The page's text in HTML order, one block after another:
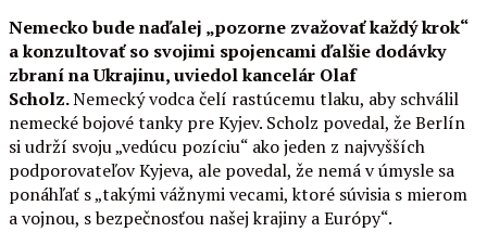
Nemecko bude naďalej „pozorne zvažovať každý krok“
a konzultovať so svojimi spojencami ďalšie dodávky
zbraní na Ukrajinu, uviedol kancelár Olaf
Scholz.Nemecký vodca čelí rastúcemu tlaku, aby schválil
nemecké bojové tanky pre Kyjev. Scholz povedal, že Berlín
si udrží svoju „vedúcu pozíciu“ ako jeden z najvyšších
podporovateľov Kyjeva, ale povedal, že nemá v úmysle sa
ponáhľať s „takými vážnymi vecami, ktoré súvisia s mierom
a vojnou, s bezpečnosťou našej krajiny a Európy“.